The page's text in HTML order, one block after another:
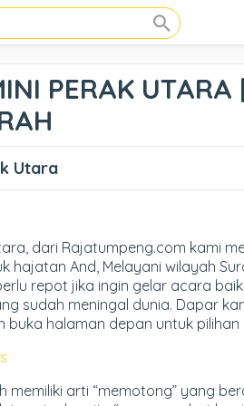
PERAK
Utara
dari Rajatumpeng.com kami
hajatan And, Melayani wilayah
repot jika ingin gelar acara
sudah meningal dunia. Dapar
buka halaman depan untuk
memiliki arti “memotong” yang